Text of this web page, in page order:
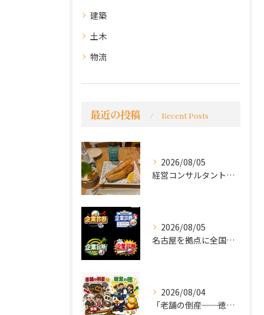
建築
土木
物流
最近の投稿 Recent Posts
2026/08/05
経営コンサルタントのモーちゃん・毛利京申です。
2026/08/05
名古屋を拠点に全国で活動する 経営コンサルタントの 毛利京申...
2026/08/04
「老舗の倒産──徳が会社を救うか、沈めるか」